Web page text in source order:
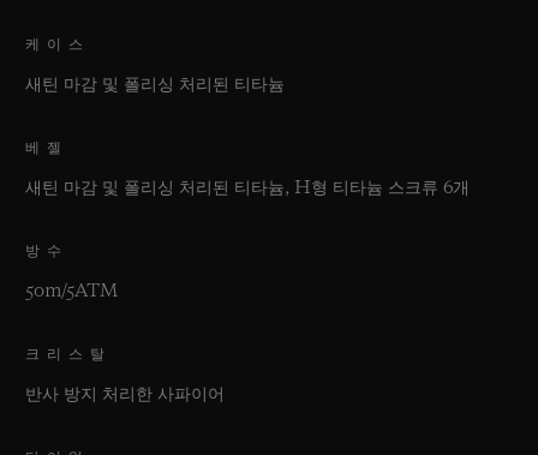
케이스
새틴 마감 및 폴리싱 처리된 티타늄
베젤
새틴 마감 및 폴리싱 처리된 티타늄, H형 티타늄 스크류 6개
방수
50m/5ATM
크리스탈
반사 방지 처리한 사파이어